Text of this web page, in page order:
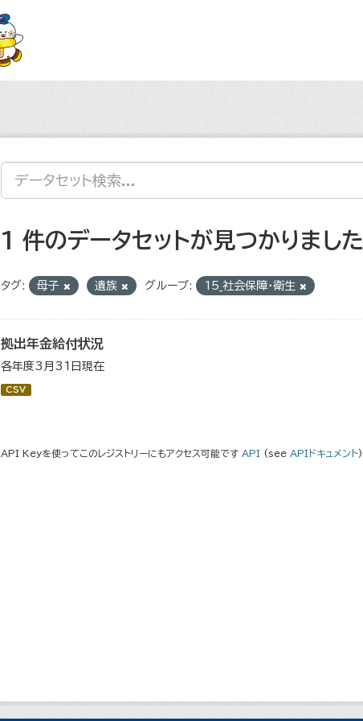
1 件のデータセットが見つかりました
タグ: 母子 遺族 グループ: 15_社会保障・衛生
拠出年金給付状況
各年度3月31日現在
CSV
API Keyを使ってこのレジストリーにもアクセス可能です API (see APIドキュメント).